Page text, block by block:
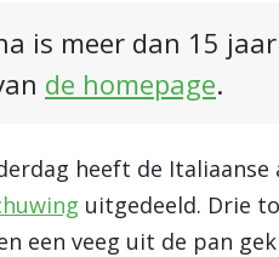
is meer dan 15
de homepage.
heeft de
uitgedeeld. Drie
een veeg uit de pan